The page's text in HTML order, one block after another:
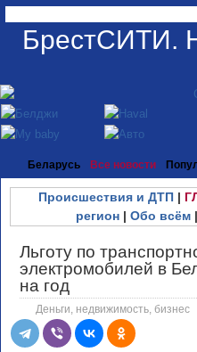
БрестСИТИ.
Беларусь Все новости
Происшествия и ДТП|
регион | Обо всём |
Льготу по
электромобилей в
на год
Деньги, недвижимость, бизнес